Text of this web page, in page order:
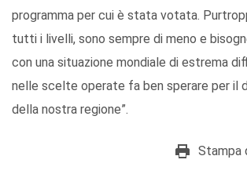
programma per cui è stata votata.
tutti i livelli, sono sempre di meno e
con una situazione mondiale di estrema
nelle scelte operate fa ben sperare per il
della nostra regione”.
Stampa